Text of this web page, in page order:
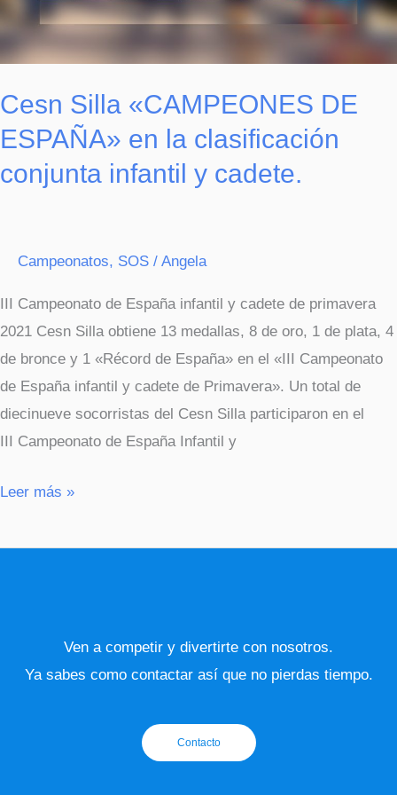
Cesn Silla «CAMPEONES DE
ESPAÑA» en la clasificación
conjunta infantil y cadete.
Campeonatos, SOS / Angela
III Campeonato de España infantil y cadete de primavera
2021 Cesn Silla obtiene 13 medallas, 8 de oro, 1 de plata, 4
de bronce y 1 «Récord de España» en el «III Campeonato
de España infantil y cadete de Primavera». Un total de
diecinueve socorristas del Cesn Silla participaron en el
III Campeonato de España Infantil y
Leer más »
Ven a competir y divertirte con nosotros.
Ya sabes como contactar así que no pierdas tiempo.
Contacto